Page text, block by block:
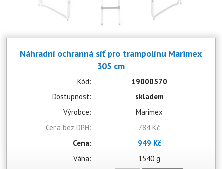
Náhradní ochranná síť pro trampolínu Marimex
305 cm
Kód:
19000570
Dostupnost:
skladem
Výrobce:
Marimex
Cena bez DPH:
784 Kč
Cena:
949 Kč
Váha:
1540 g